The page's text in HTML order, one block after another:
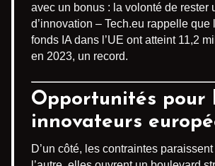
avec un bonus : la volonté de rester
d’innovation – Tech.eu rappelle que
fonds IA dans l’UE ont atteint 11,2
en 2023, un record.
Opportunités pour
innovateurs
D’un côté, les contraintes